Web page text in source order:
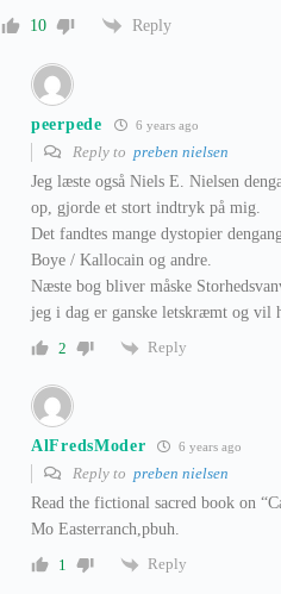
10 Reply
peerpede 6 years ago
Reply to preben nielsen
Jeg læste også Niels E. Nielsen
op, gjorde et stort indtryk på mig.
Det fandtes mange dystopier
Boye / Kallocain og andre.
Næste bog bliver måske
jeg i dag er ganske letskræmt og vil
2
Reply
AlFredsModer 6 years ago
Reply to preben nielsen
Read the fictional sacred book on
Mo Easterranch,pbuh.
1
Reply